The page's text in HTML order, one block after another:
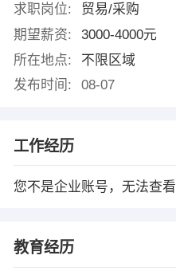
求职岗位:
贸易/采购
期望薪资:
3000-4000元
所在地点:
不限区域
发布时间:
08-07
工作经历
您不是企业账号，无法查看
教育经历